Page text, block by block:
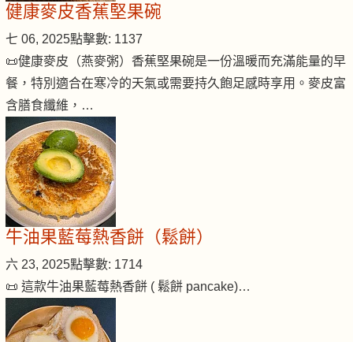
健康麥皮香蕉堅果碗
七 06, 2025點擊數: 1137
📜健康麥皮（燕麥粥）香蕉堅果碗是一份溫暖而充滿能量的早
餐，特別適合在寒冷的天氣或需要持久飽足感時享用。麥皮富
含膳食纖維，…
牛油果藍莓熱香餅（鬆餅）
六 23, 2025點擊數: 1714
📜 這款牛油果藍莓熱香餅 ( 鬆餅 pancake)…